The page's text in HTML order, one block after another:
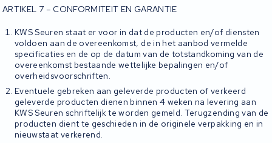
ARTIKEL 7 – CONFORMITEIT EN GARANTIE
KWS Seuren staat er voor in dat de producten en/of diensten
voldoen aan de overeenkomst, de in het aanbod vermelde
specificaties en de op de datum van de totstandkoming van de
overeenkomst bestaande wettelijke bepalingen en/of
overheidsvoorschriften.
Eventuele gebreken aan geleverde producten of verkeerd
geleverde producten dienen binnen 4 weken na levering aan
KWS Seuren schriftelijk te worden gemeld. Terugzending van de
producten dient te geschieden in de originele verpakking en in
nieuwstaat verkerend.